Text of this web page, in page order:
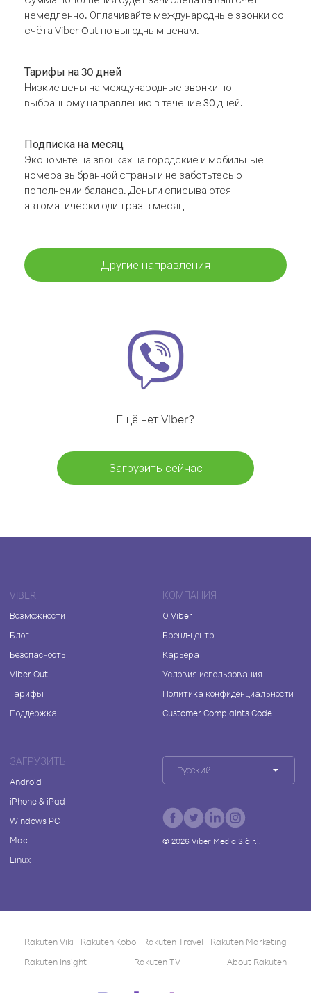
немедленно. Оплачивайте международные звонки со
счёта Viber Out по выгодным ценам.
Тарифы на 30 дней
Низкие цены на международные звонки по
выбранному направлению в течение 30 дней.
Подписка на месяц
Экономьте на звонках на городские и мобильные
номера выбранной страны и не заботьтесь о
пополнении баланса. Деньги списываются
автоматически один раз в месяц
Другие направления
Ещё нет Viber?
Загрузить сейчас
VIBER
Возможности
Блог
Безопасность
Viber Out
Тарифы
Поддержка
КОМПАНИЯ
О Viber
Бренд-центр
Карьера
Условия использования
Политика конфиденциальности
Customer Complaints Code
ЗАГРУЗИТЬ
Android
iPhone & iPad
Windows PC
Mac
Linux
Русский
© 2026Viber Media S.à r.l.
Rakuten Viki Rakuten Kobo Rakuten Travel
Rakuten Marketing
Rakuten Insight
Rakuten TV About Rakuten